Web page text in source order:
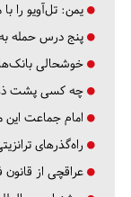
یمن: تل‌آویو را
پنج درس‌ حمله
خوشحالی بانک‌ها
چه کسی پشت
امام جماعت این مسجد در ۳ سال،
راه‌گذرهای
عراقچی از